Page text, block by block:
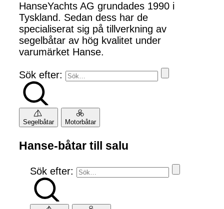
HanseYachts AG grundades 1990 i
Tyskland. Sedan dess har de
specialiserat sig på tillverkning av
segelbåtar av hög kvalitet under
varumärket Hanse.
Sök efter:
Segelbåtar Motorbåtar
Hanse-båtar till salu
Sök efter: